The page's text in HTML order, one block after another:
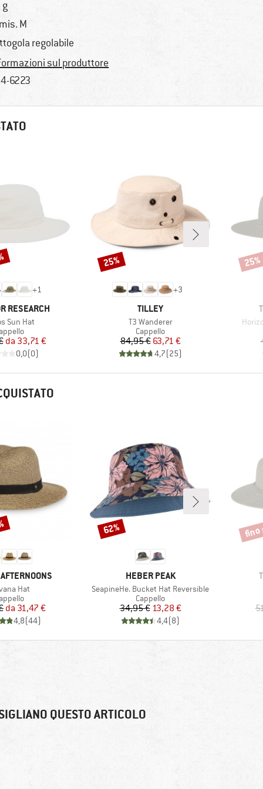
M
regolabile
sul produttore
6223
+1
RESEARCH
Sun Hat
di prodotti
Prezzo
Prezzo ridotto
da 33,71 €
0,0(0)
+3
MARCHIO
TILLEY
Articolo
T3 Wanderer
Gruppo di prodotti
Cappello
Prezzo
84,95 €Prezzo ridotto
63,71 €
4,7(25)
Sconto
25% 25%
Hat
di prodotti
Prezzo
Prezzo ridotto
da 31,47 €
4,8(44)
MARCHIO
HEBER PEAK
Articolo
SeapineHe. Bucket Hat Reversible
Gruppo di prodotti
Cappello
Prezzo
34,95 €Prezzo ridotto
13,28 €
4,4(8)
Sconto
62% fino
QUESTO ARTICOLO